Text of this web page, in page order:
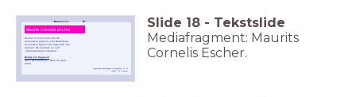
Maurits Cornelis Escher
Escher is misschien wel de
bekendste graficus van Nederland.
Hij maakte figuren die eigenlijk niet
kunnen. Hij noemde ze zelf
'onbestaanbare situaties'.
Bekijk het fragment
Bron: Het Klokhuis - NTR, 26 april
2018
Regelmatige vlakverdeling met hagedissen, nr. 25
(1939) - M.C. Escher
Slide 18 - Tekstslide
Mediafragment: Maurits
Cornelis Escher.